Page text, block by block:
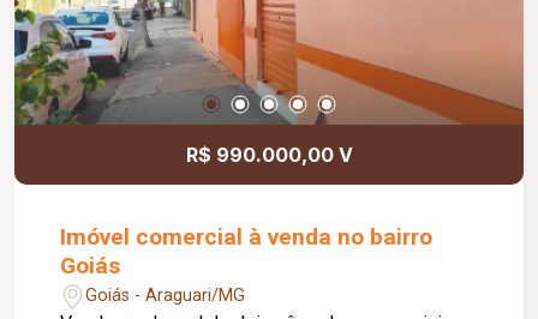
R$ 990.000,00 V
Imóvel comercial à venda no bairro
Goiás
Goiás - Araguari/MG